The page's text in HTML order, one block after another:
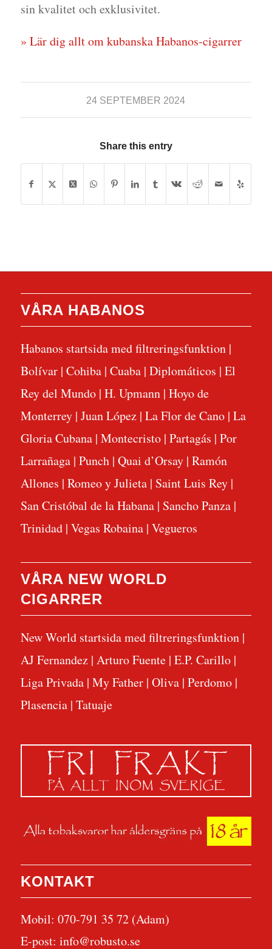
sin kvalitet och exklusivitet.
» Lär dig allt om kubanska Habanos-cigarrer
24 SEPTEMBER 2024
Share this entry
VÅRA HABANOS
Habanos startsida med filtreringsfunktion|
Bolívar| Cohiba| Cuaba| Diplomáticos | El
Rey del Mundo| H. Upmann| Hoyo de
Monterrey| Juan López| La Flor de Cano| La
Gloria Cubana| Montecristo| Partagás | Por
Larrañaga| Punch| Quai d’Orsay| Ramón
Allones | Romeo y Julieta| Saint Luis Rey|
San Cristóbal de la Habana| Sancho Panza|
Trinidad| Vegas Robaina| Vegueros
VÅRA NEW WORLD
CIGARRER
New World startsida med filtreringsfunktion|
AJ Fernandez| Arturo Fuente| E.P. Carillo|
Liga Privada| My Father| Oliva| Perdomo|
Plasencia| Tatuaje
KONTAKT
Mobil: 070-791 35 72 (Adam)
E-post: info@robusto.se